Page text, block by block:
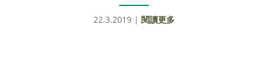
22.3.2019 | 閱讀更多